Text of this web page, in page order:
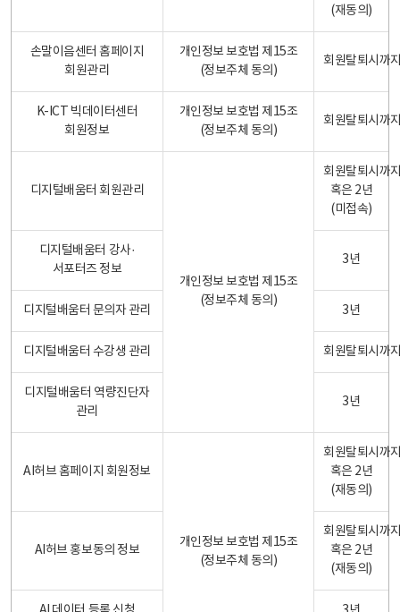
(재동의)
손말이음센터 홈페이지
회원관리
개인정보 보호법 제15조
(정보주체 동의)
회원탈퇴시까
K-ICT 빅데이터센터
회원정보
개인정보 보호법 제15조
(정보주체 동의)
회원탈퇴시까
디지털배움터 회원관리
개인정보 보호법 제15조
(정보주체 동의)
회원탈퇴시까
혹은 2년
(미접속)
디지털배움터 강사·
서포터즈 정보
3년
디지털배움터 문의자 관리 3년
디지털배움터 수강생 관리 회원탈퇴시까
디지털배움터 역량진단자
관리
3년
AI허브 홈페이지 회원정보
개인정보 보호법 제15조
(정보주체 동의)
회원탈퇴시까
혹은 2년
(재동의)
AI허브 홍보동의 정보
회원탈퇴시까
혹은 2년
(재동의)